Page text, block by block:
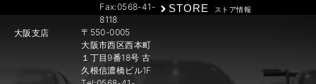
Fax:0568-41-
8118
大阪支店
〒550-0005
大阪市西区西本町
１丁目9番18号 古
久根信濃橋ビル1F
STORE ストア情報